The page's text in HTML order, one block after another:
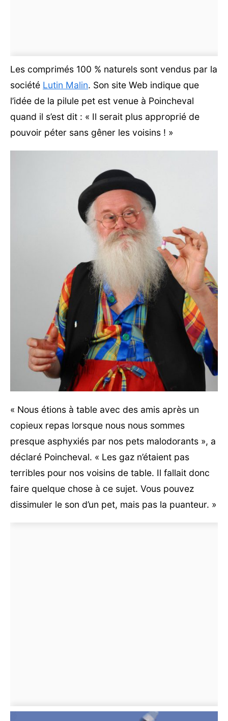
Les comprimés 100 % naturels sont vendus par la
société Lutin Malin. Son site Web indique que
l’idée de la pilule pet est venue à Poincheval
quand il s’est dit : « Il serait plus approprié de
pouvoir péter sans gêner les voisins ! »
« Nous étions à table avec des amis après un
copieux repas lorsque nous nous sommes
presque asphyxiés par nos pets malodorants », a
déclaré Poincheval. « Les gaz n’étaient pas
terribles pour nos voisins de table. Il fallait donc
faire quelque chose à ce sujet. Vous pouvez
dissimuler le son d’un pet, mais pas la puanteur. »